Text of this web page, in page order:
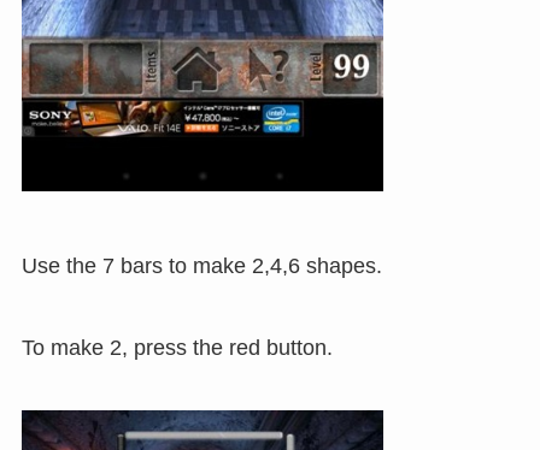
Use the 7 bars to make 2,4,6 shapes.
To make 2, press the red button.